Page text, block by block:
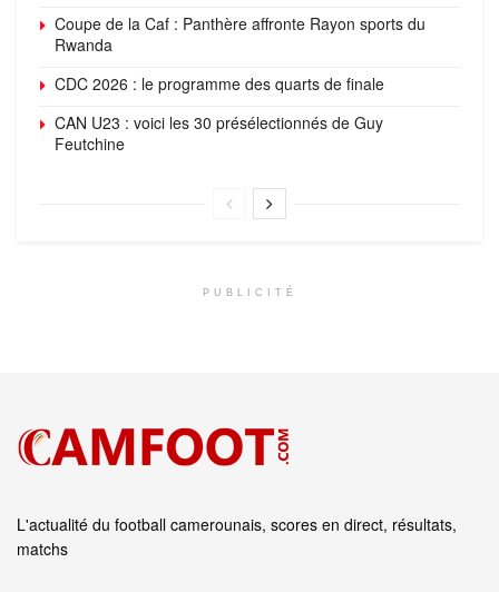
Coupe de la Caf : Panthère affronte Rayon sports du
Rwanda
CDC 2026 : le programme des quarts de finale
CAN U23 : voici les 30 présélectionnés de Guy
Feutchine
PUBLICITÉ
L'actualité du football camerounais, scores en direct, résultats,
matchs